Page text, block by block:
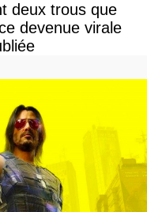
deux trous que
devenue virale